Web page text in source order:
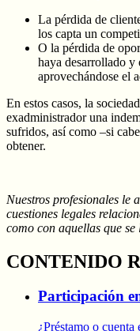
La pérdida de
los capta un
O la pérdida de
haya desarrollado y
aprovechándose el
En estos casos, la
exadministrador una
sufridos, así como –si
obtener.
Nuestros profesionales le
cuestiones legales
como con aquellas que
CONTENIDO
Participación
¿Préstamo o